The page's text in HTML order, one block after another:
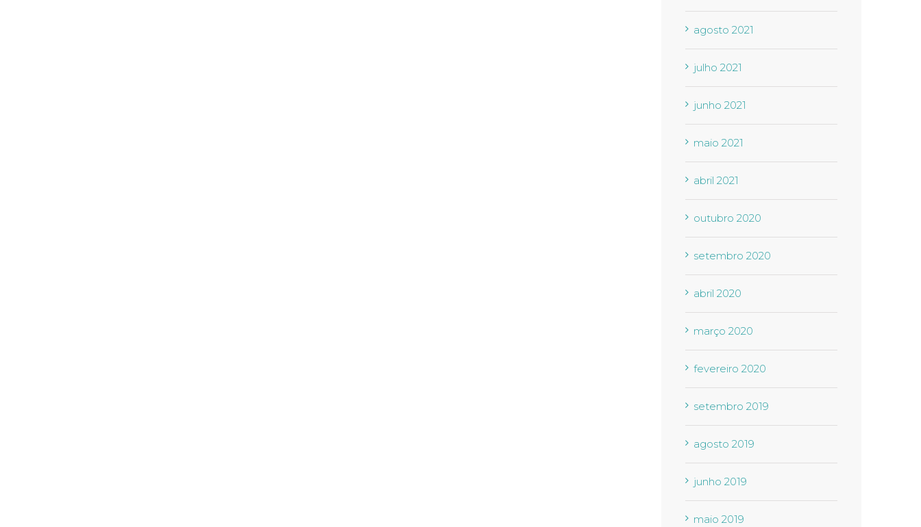
agosto 2021
julho 2021
junho 2021
maio 2021
abril 2021
outubro 2020
setembro 2020
abril 2020
março 2020
fevereiro 2020
setembro 2019
agosto 2019
junho 2019
maio 2019